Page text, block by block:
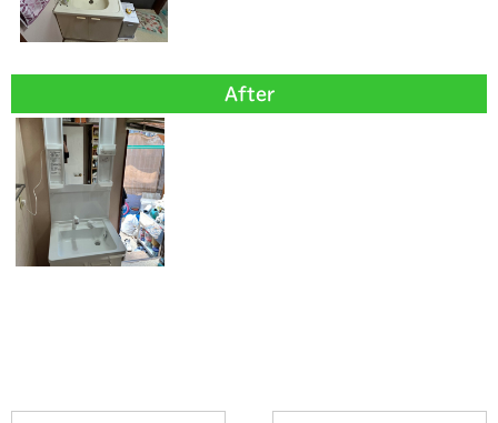
After